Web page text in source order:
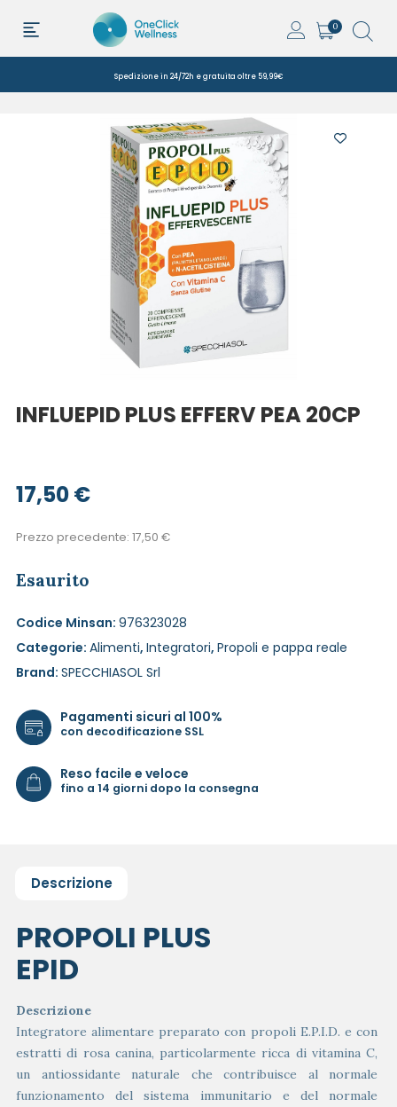
0
Spedizione in 24/72h e gratuita oltre 59,99€
INFLUEPID PLUS EFFERV PEA 20CP
17,50€
Prezzo precedente: 17,50 €
Esaurito
Codice Minsan: 976323028
Categorie: Alimenti, Integratori, Propoli e pappa reale
Brand: SPECCHIASOL Srl
Pagamenti sicuri al 100%
con decodificazione SSL
Reso facile e veloce
fino a 14 giorni dopo la consegna
Descrizione
PROPOLI PLUS
EPID
Descrizione
Integratore alimentare preparato con propoli E.P.I.D. e con
estratti di rosa canina, particolarmente ricca di vitamina C,
un antiossidante naturale che contribuisce al normale
funzionamento del sistema immunitario e del normale